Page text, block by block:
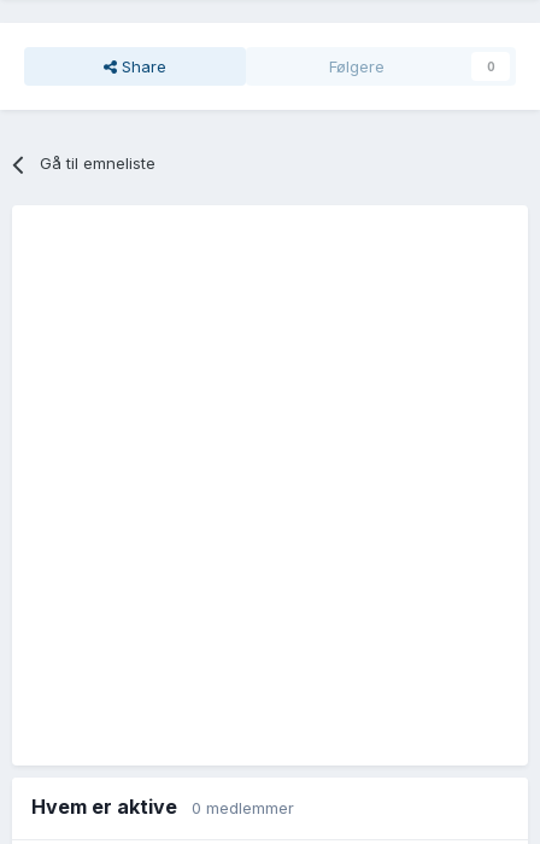
Share Følgere 0
Gå til emneliste
Hvem er aktive 0 medlemmer